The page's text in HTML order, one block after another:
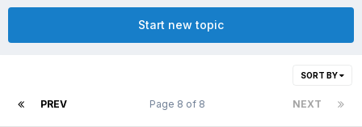
Start new topic
SORT BY
PREV NEXT
Page 8 of 8